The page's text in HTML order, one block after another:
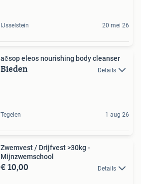
IJsselstein 20 mei 26
aēsop eleos nourishing body cleanser
Bieden Details
Tegelen 1 aug 26
Zwemvest / Drijfvest >30kg -
Mijnzwemschool
€ 10,00 Details